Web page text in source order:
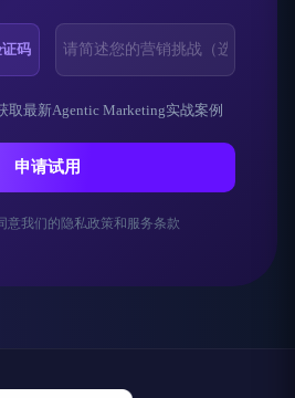
码
取最新Agentic Marketing实战案例
申请试用
意我们的隐私政策和服务条款